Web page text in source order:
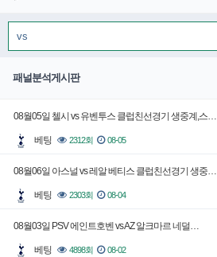
패널분석게시판
08월05일 첼시 vs 유벤투스 클럽친선경기 생중계,스…
베팅 2312회 08-05
08월06일 아스널 vs 레알 베티스 클럽친선경기 생중…
베팅 2303회 08-04
08월03일 PSV 에인트호벤 vs AZ 알크마르 네덜…
베팅 4898회 08-02